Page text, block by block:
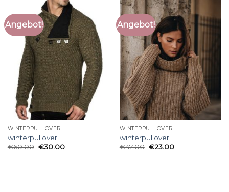
Angebot!
WINTERPULLOVER
winterpullover
€60.00 €30.00
Angebot!
WINTERPULLOVER
winterpullover
€47.00 €23.00